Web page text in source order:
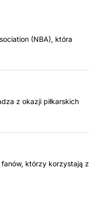
(NBA), która
z okazji piłkarskich
fanów, którzy korzystają z